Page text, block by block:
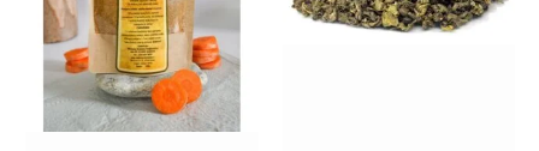
options
may